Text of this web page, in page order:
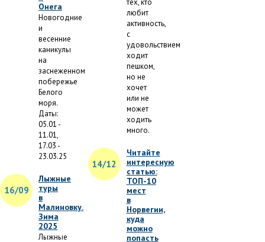
Онега
Новогодние
и
весенние
каникулы
на
заснеженном
побережье
Белого
моря.
Даты:
05.01 -
11.01,
17.03 -
23.03.25
16/09
Лыжные
туры
в
Малиновку.
Зима
2025
Лыжные
тех, кто
любит
активность,
с
удовольствием
ходит
пешком,
но не
хочет
или не
может
ходить
много.
14/12
Читайте
интересную
статью:
ТОП-10
мест
в
Норвегии,
куда
можно
попасть